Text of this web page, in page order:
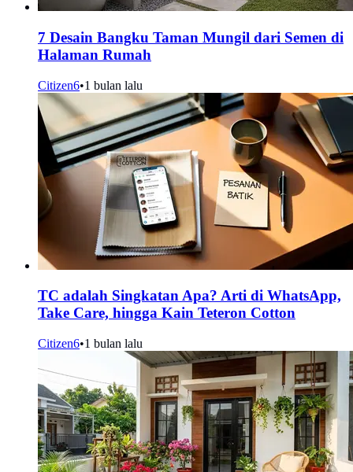
7 Desain Bangku Taman Mungil dari Semen di
Halaman Rumah
Citizen6•1 bulan lalu
TC adalah Singkatan Apa? Arti di WhatsApp,
Take Care, hingga Kain Teteron Cotton
Citizen6•1 bulan lalu